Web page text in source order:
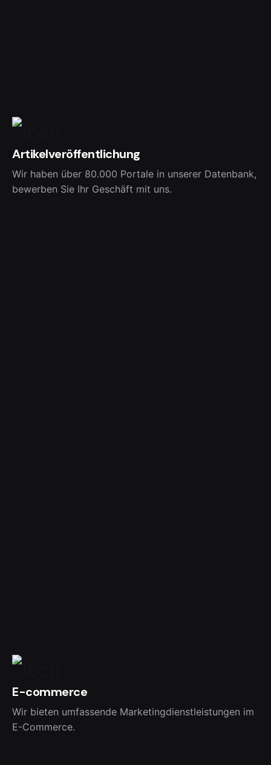
Artikelveröffentlichung
Wir haben über 80.000 Portale in unserer Datenbank,
bewerben Sie Ihr Geschäft mit uns.
E-commerce
Wir bieten umfassende Marketingdienstleistungen im
E-Commerce.